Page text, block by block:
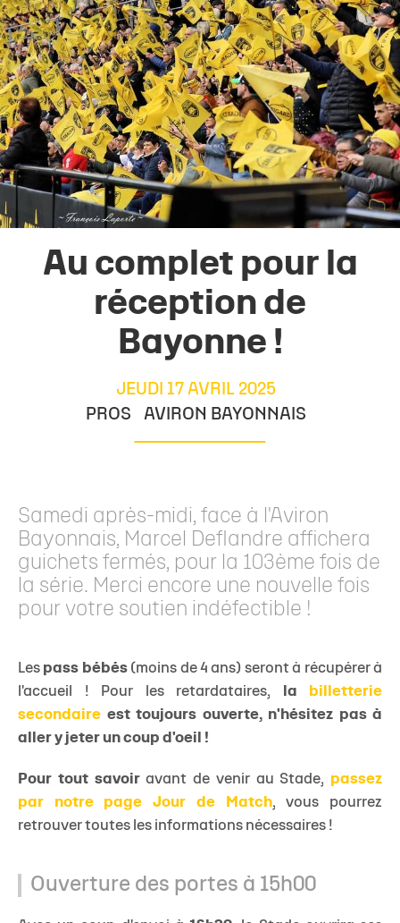
Au complet pour la
réception de
Bayonne !
JEUDI 17 AVRIL 2025
PROS
AVIRON BAYONNAIS
Samedi après-midi, face à l'Aviron
Bayonnais, Marcel Deflandre affichera
guichets fermés, pour la 103ème fois de
la série. Merci encore une nouvelle fois
pour votre soutien indéfectible !
Les pass bébés (moins de 4 ans) seront à récupérer à
l'accueil ! Pour les retardataires,
la
billetterie
secondaire est toujours ouverte, n'hésitez pas à
aller y jeter un coup d'oeil !
Pour tout savoiravant de venir au Stade, passez
par notre page Jour de Match, vous pourrez
retrouver toutes les informations nécessaires !
Ouverture des portes à 15h00